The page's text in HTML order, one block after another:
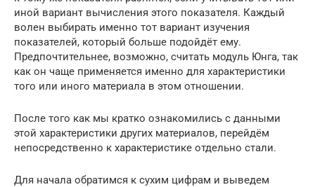
иной вариант вычисления этого показателя. Каждый
волен выбирать именно тот вариант изучения
показателей, который больше подойдёт ему.
Предпочтительнее, возможно, считать модуль Юнга, так
как он чаще применяется именно для характеристики
того или иного материала в этом отношении.
После того как мы кратко ознакомились с данными
этой характеристики других материалов, перейдём
непосредственно к характеристике отдельно стали.
Для начала обратимся к сухим цифрам и выведем